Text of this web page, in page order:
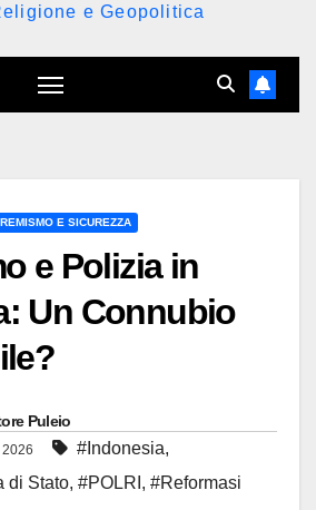
e Geopolitica
E SICUREZZA
e Polizia in
Un Connubio
Puleio
2026 #Indonesia,
di Stato, #POLRI , #Reformasi